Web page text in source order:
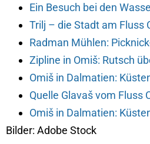
Ein Besuch bei den
Trilj – die Stadt am Fluss
Radman Mühlen:
Zipline in Omiš: Rutsch
Omiš in Dalmatien:
Quelle Glavaš vom Fluss
Omiš in Dalmatien:
Bilder: Adobe Stock